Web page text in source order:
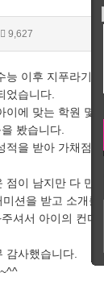
9,627
능 이후 지푸라기
었습니다.
이에 맞는 학원 몇
봤습니다.
적을 받아 가채점
점이 남지만 다 만
션을 받고 소개를
셔서 아이의 컨디
감사했습니다.